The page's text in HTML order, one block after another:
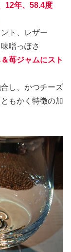
年、58.4度
ト、レザー
噌っぽさ
苺ジャムにスト
し、かつチーズ
もかく特徴の加